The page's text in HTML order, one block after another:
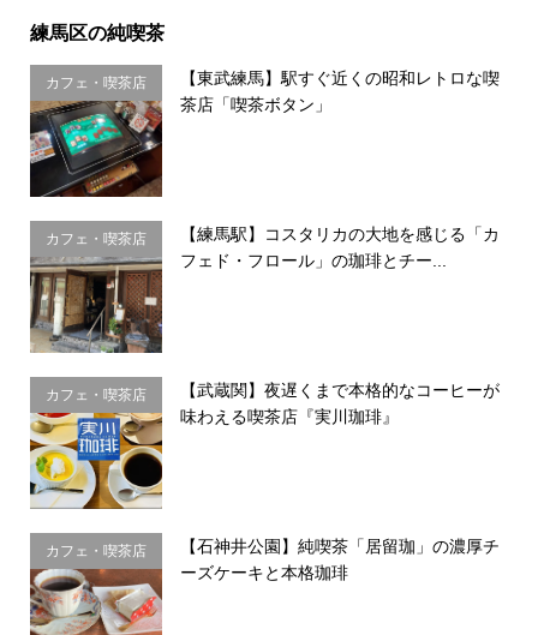
練馬区の純喫茶
カフェ・喫茶店
【東武練馬】駅すぐ近くの昭和レトロな喫
茶店「喫茶ボタン」
カフェ・喫茶店
【練馬駅】コスタリカの大地を感じる「カ
フェド・フロール」の珈琲とチー...
カフェ・喫茶店
【武蔵関】夜遅くまで本格的なコーヒーが
味わえる喫茶店『実川珈琲』
カフェ・喫茶店
【石神井公園】純喫茶「居留珈」の濃厚チ
ーズケーキと本格珈琲